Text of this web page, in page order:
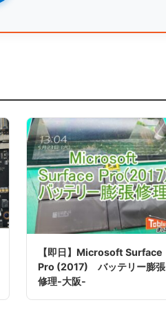
【即日】Microsoft Surface
Pro (2017) バッテリー膨張
修理-大阪-